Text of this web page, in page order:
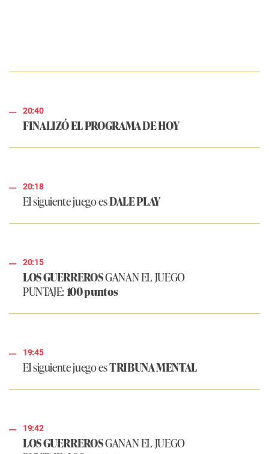
20:40
FINALIZÓ EL PROGRAMA DE HOY
20:18
El siguiente juego esDALE PLAY
20:15
LOS GUERREROSGANAN EL JUEGO
PUNTAJE:100 puntos
19:45
El siguiente juego esTRIBUNA MENTAL
19:42
LOS GUERREROSGANAN EL JUEGO